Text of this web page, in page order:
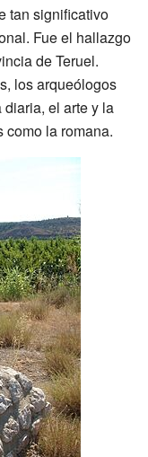
tan significativo
Fue el hallazgo
de Teruel.
los arqueólogos
el arte y la
la romana.